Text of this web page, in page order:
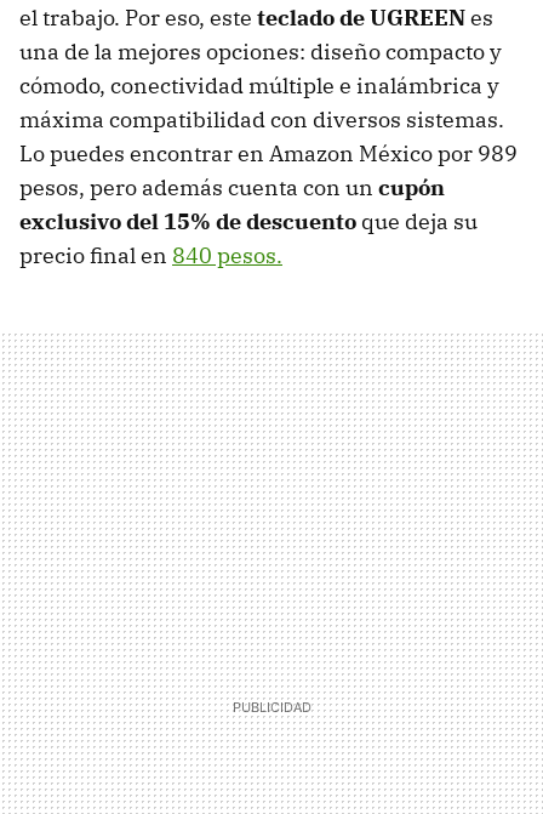
el trabajo. Por eso, este teclado de UGREENes
una de la mejores opciones: diseño compacto y
cómodo, conectividad múltiple e inalámbrica y
máxima compatibilidad con diversos sistemas.
Lo puedes encontrar en Amazon México por 989
pesos, pero además cuenta con un cupón
exclusivo del 15% de descuento que deja su
precio final en 840 pesos.